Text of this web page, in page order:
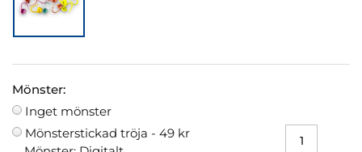
Mönster:
Inget mönster
Mönsterstickad tröja - 49 kr